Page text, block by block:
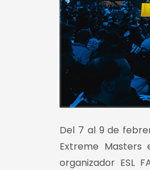
Del 7 al 9 de
Extreme Masters
organizador ESL